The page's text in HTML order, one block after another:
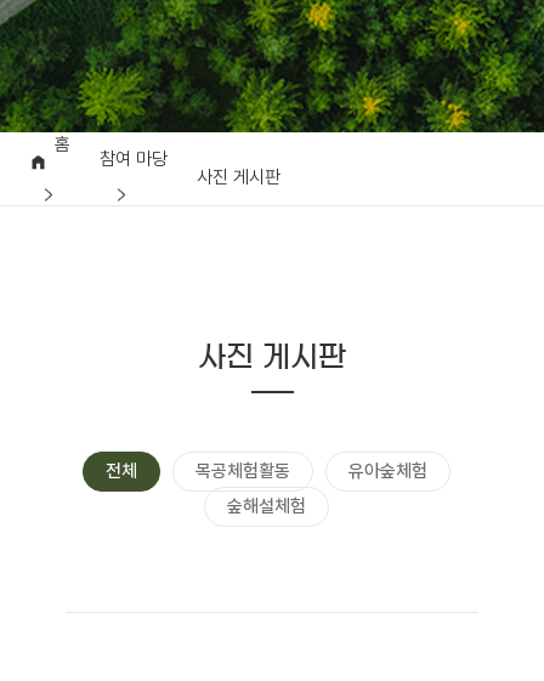
홈
참여 마당
사진 게시판
사진 게시판
전체 목공체험활동
유아숲체험
숲해설체험